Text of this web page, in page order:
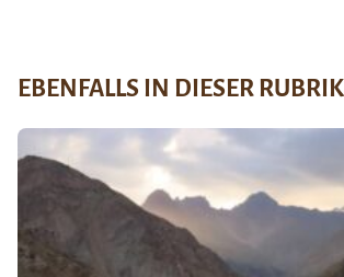
EBENFALLS IN DIESER RUBRIK